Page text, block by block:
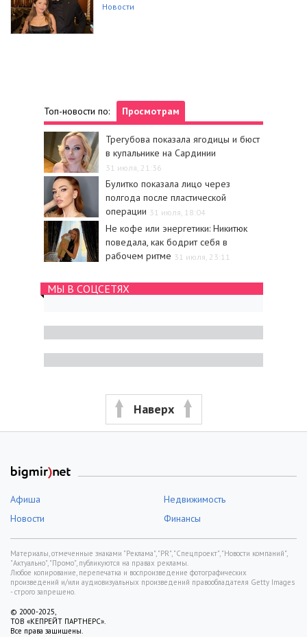
Новости
Топ-новости по: Просмотрам
Трегубова показала ягодицы и бюст
в купальнике на Сардинии
31 июля, 21:36
Булитко показала лицо через
полгода после пластической
операции 31 июля, 18:04
Не кофе или энергетики: Никитюк
поведала, как бодрит себя в
рабочем ритме 31 июля, 23:11
МЫ В СОЦСЕТЯХ
Наверх
Афиша
Недвижимость
Новости
Финансы
Материалы, отмеченные знаками "Реклама", "PR", "Спецпроект", "Новости компаний",
"Актуально", "Промо", публикуются на правах рекламы.
Любое копирование, перепечатка и воспроизведение фотографических
произведений и/или аудиовизуальных произведений правообладателя Getty Images
- строго запрещено.
© 2000-2025,
ТОВ «КЕПРЕЙТ ПАРТНЕРС».
Все права защищены.